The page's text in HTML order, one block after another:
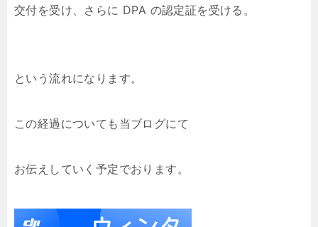
交付を受け、さらに DPA の認定証を受ける。
という流れになります。
この経過についても当ブログにて
お伝えしていく予定でおります。